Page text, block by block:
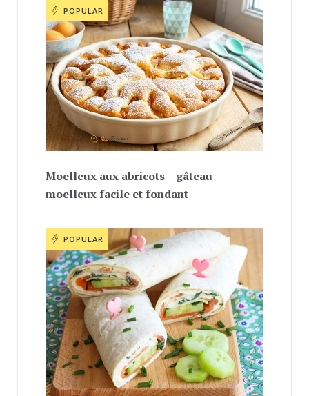
POPULAR
Moelleux aux abricots – gâteau
moelleux facile et fondant
POPULAR